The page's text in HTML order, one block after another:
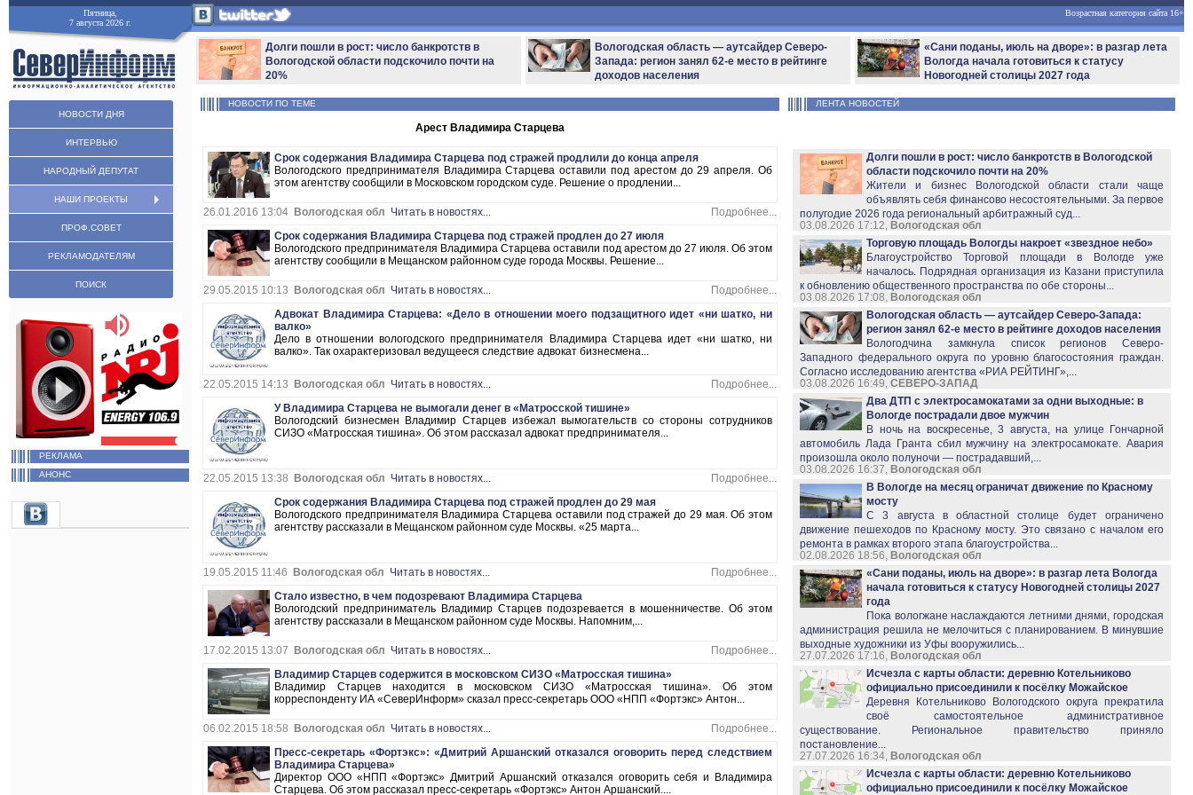
Пятница,
7 августа 2026 г.
НОВОСТИ ДНЯ
ИНТЕРВЬЮ
НАРОДНЫЙ ДЕПУТАТ
НАШИ ПРОЕКТЫ
ПРОФ.СОВЕТ
РЕКЛАМОДАТЕЛЯМ
ПОИСК
РЕКЛАМА
АНОНС
Возрастная категория сайта 16+
Долги пошли в рост: число банкротств в
Вологодской области подскочило почти на
20%
Вологодская область — аутсайдер Северо-
Запада: регион занял 62-е место в рейтинге
доходов населения
«Сани поданы, июль на дворе»: в разгар лета
Вологда начала готовиться к статусу
Новогодней столицы 2027 года
НОВОСТИ ПО ТЕМЕ ЛЕНТА НОВОСТЕЙ
Арест Владимира Старцева
Срок содержания Владимира Старцева под стражей продлили до конца апреля
Вологодского предпринимателя Владимира Старцева оставили под арестом до 29 апреля. Об
этом агентству сообщили в Московском городском суде. Решение о продлении...
26.01.2016 13:04 Вологодская обл Читать в новостях...
Подробнее...
Срок содержания Владимира Старцева под стражей продлен до 27 июля
Вологодского предпринимателя Владимира Старцева оставили под арестом до 27 июля. Об этом
агентству сообщили в Мещанском районном суде города Москвы. Решение...
29.05.2015 10:13 Вологодская обл Читать в новостях...
Подробнее...
Адвокат Владимира Старцева: «Дело в отношении моего подзащитного идет «ни шатко, ни
валко»
Дело в отношении вологодского предпринимателя Владимира Старцева идет «ни шатко, ни
валко». Так охарактеризовал ведущееся следствие адвокат бизнесмена...
22.05.2015 14:13 Вологодская обл Читать в новостях...
Подробнее...
У Владимира Старцева не вымогали денег в «Матросской тишине»
Вологодский бизнесмен Владимир Старцев избежал вымогательств со стороны сотрудников
СИЗО «Матросская тишина». Об этом рассказал адвокат предпринимателя...
22.05.2015 13:38 Вологодская обл Читать в новостях...
Подробнее...
Срок содержания Владимира Старцева под стражей продлен до 29 мая
Вологодского предпринимателя Владимира Старцева оставили под стражей до 29 мая. Об этом
агентству рассказали в Мещанском районном суде Москвы. «25 марта...
19.05.2015 11:46 Вологодская обл Читать в новостях...
Подробнее...
Стало известно, в чем подозревают Владимира Старцева
Вологодский предприниматель Владимир Старцев подозревается в мошенничестве. Об этом
агентству рассказали в Мещанском районном суде Москвы. Напомним,...
17.02.2015 13:07 Вологодская обл Читать в новостях...
Подробнее...
Владимир Старцев содержится в московском СИЗО «Матросская тишина»
Владимир Старцев находится в московском СИЗО «Матросская тишина». Об этом
корреспонденту ИА «СеверИнформ» сказал пресс-секретарь ООО «НПП «Фортэкс» Антон...
06.02.2015 18:58 Вологодская обл Читать в новостях...
Подробнее...
Пресс-секретарь «Фортэкс»: «Дмитрий Аршанский отказался оговорить перед следствием
Владимира Старцева»
Директор ООО «НПП «Фортэкс» Дмитрий Аршанский отказался оговорить себя и Владимира
Старцева. Об этом рассказал пресс-секретарь «Фортэкс» Антон Аршанский....
Долги пошли в рост: число банкротств в Вологодской
области подскочило почти на 20%
Жители и бизнес Вологодской области стали чаще
объявлять себя финансово несостоятельными. За первое
полугодие 2026 года региональный арбитражный суд...
03.08.2026 17:12, Вологодская обл
Торговую площадь Вологды накроет «звездное небо»
Благоустройство Торговой площади в Вологде уже
началось. Подрядная организация из Казани приступила
к обновлению общественного пространства по обе стороны...
03.08.2026 17:08, Вологодская обл
Вологодская область — аутсайдер Северо-Запада:
регион занял 62-е место в рейтинге доходов населения
Вологодчина замкнула список регионов Северо-
Западного федерального округа по уровню благосостояния граждан.
Согласно исследованию агентства «РИА РЕЙТИНГ»,...
03.08.2026 16:49, СЕВЕРО-ЗАПАД
Два ДТП с электросамокатами за одни выходные: в
Вологде пострадали двое мужчин
В ночь на воскресенье, 3 августа, на улице Гончарной
автомобиль Лада Гранта сбил мужчину на электросамокате. Авария
произошла около полуночи — пострадавший,...
03.08.2026 16:37, Вологодская обл
В Вологде на месяц ограничат движение по Красному
мосту
С 3 августа в областной столице будет ограничено
движение пешеходов по Красному мосту. Это связано с началом его
ремонта в рамках второго этапа благоустройства...
02.08.2026 18:56, Вологодская обл
«Сани поданы, июль на дворе»: в разгар лета Вологда
начала готовиться к статусу Новогодней столицы 2027
года
Пока вологжане наслаждаются летними днями, городская
администрация решила не мелочиться с планированием. В минувшие
выходные художники из Уфы вооружились...
27.07.2026 17:16, Вологодская обл
Исчезла с карты области: деревню Котельниково
официально присоединили к посёлку Можайское
Деревня Котельниково Вологодского округа прекратила
своё самостоятельное административное
существование. Региональное правительство приняло
постановление...
27.07.2026 16:34, Вологодская обл
Исчезла с карты области: деревню Котельниково
официально присоединили к посёлку Можайское